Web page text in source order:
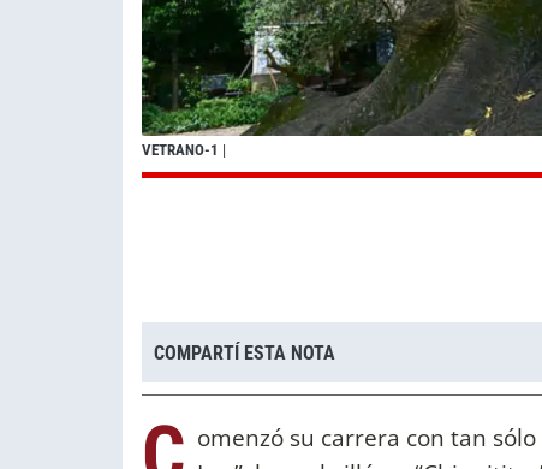
VETRANO-1 |
COMPARTÍ ESTA NOTA
omenzó su carrera con tan